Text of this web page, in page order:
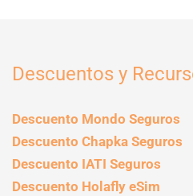
Descuentos y
Descuento Mondo Seguros
Descuento Chapka Seguros
Descuento IATI Seguros
Descuento Holafly eSim